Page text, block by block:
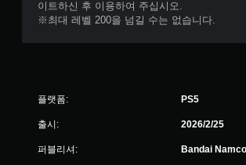
이트하신 후 이용하여 주십시오.
※최대 레벨 200을 넘길 수는 없습니다.
플랫폼: PS5
출시: 2026/2/25
퍼블리셔: Bandai